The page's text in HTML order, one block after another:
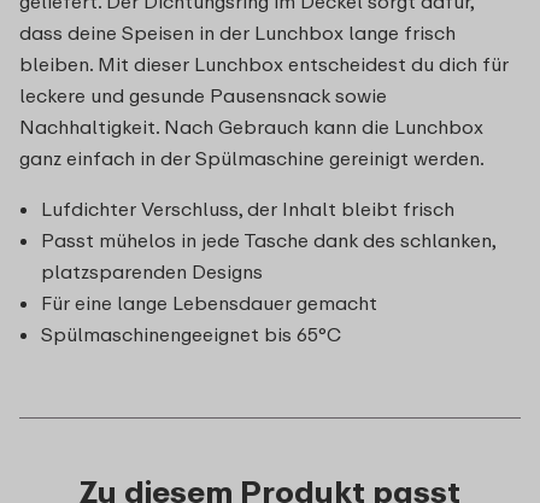
dass deine Speisen in der Lunchbox lange frisch
bleiben. Mit dieser Lunchbox entscheidest du dich für
leckere und gesunde Pausensnack sowie
Nachhaltigkeit. Nach Gebrauch kann die Lunchbox
ganz einfach in der Spülmaschine gereinigt werden.
Lufdichter Verschluss, der Inhalt bleibt frisch
Passt mühelos in jede Tasche dank des schlanken,
platzsparenden Designs
Für eine lange Lebensdauer gemacht
Spülmaschinengeeignet bis 65°C
Zu diesem Produkt passt